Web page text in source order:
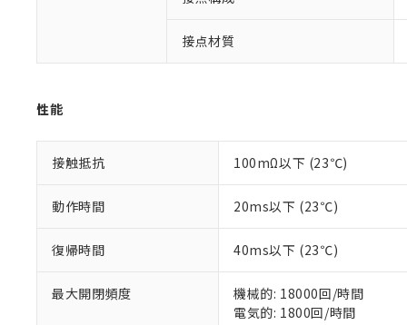
接点材質
性能
接触抵抗 100mΩ以下 (23℃)
動作時間 20ms以下 (23℃)
復帰時間 40ms以下 (23℃)
最大開閉頻度
機械的: 18000回/時間
電気的: 1800回/時間
以下の条件をお
のであり、
い。
当社販売員に
オムロン制
在庫状況お
す。
マイパーツ
ている必要が
仕入先様の事情
フタル酸エステル類の
※2 対応予定月
部品在庫の切り替
※1 中国
「○」：最大均質
Pb(鉛) :1000ppm、
Cr(Ⅵ)(六価クロム) :
DBP(フタル酸ジブチ
DEHP(フタル酸ビス(2-
「ｅ」：有害物質
「10」：通常の使
味します。
当社は規制
ます。
当社は貴社
当社は、貴
また当社は
たしません。
○
△
－
機器販
空
受注生